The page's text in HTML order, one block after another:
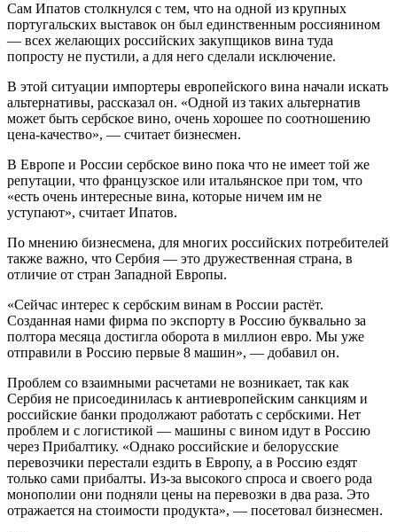
Сам Ипатов столкнулся с тем, что на одной из крупных
португальских выставок он был единственным россиянином
— всех желающих российских закупщиков вина туда
попросту не пустили, а для него сделали исключение.
В этой ситуации импортеры европейского вина начали искать
альтернативы, рассказал он. «Одной из таких альтернатив
может быть сербское вино, очень хорошее по соотношению
цена-качество», — считает бизнесмен.
В Европе и России сербское вино пока что не имеет той же
репутации, что французское или итальянское при том, что
«есть очень интересные вина, которые ничем им не
уступают», считает Ипатов.
По мнению бизнесмена, для многих российских потребителей
также важно, что Сербия — это дружественная страна, в
отличие от стран Западной Европы.
«Сейчас интерес к сербским винам в России растёт.
Созданная нами фирма по экспорту в Россию буквально за
полтора месяца достигла оборота в миллион евро. Мы уже
отправили в Россию первые 8 машин», — добавил он.
Проблем со взаимными расчетами не возникает, так как
Сербия не присоединилась к антиевропейским санкциям и
российские банки продолжают работать с сербскими. Нет
проблем и с логистикой — машины с вином идут в Россию
через Прибалтику. «Однако российские и белорусские
перевозчики перестали ездить в Европу, а в Россию ездят
только сами прибалты. Из-за высокого спроса и своего рода
монополии они подняли цены на перевозки в два раза. Это
отражается на стоимости продукта», — посетовал бизнесмен.